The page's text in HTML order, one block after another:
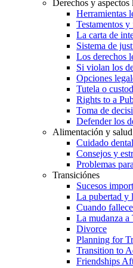
Derechos y aspectos
Herramientas
Testamentos
La carta de
Sistema de
Los derechos
Si violan los
Opciones
Tutela o
Rights to a
Toma de
Defender los
Alimentación y
Cuidado dental
Consejos y
Problemas
Transiciónes
Sucesos
La pubertad y
Cuando
La mudanza a
Divorce
Planning for
Transition to
Friendships